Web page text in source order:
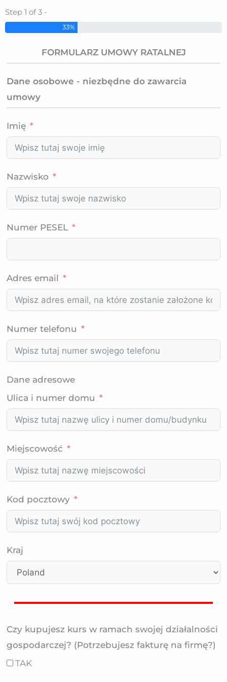
Step 1 of 3 -
33%
FORMULARZ UMOWY RATALNEJ
Dane osobowe - niezbędne do zawarcia
umowy
Imię
Nazwisko
Numer PESEL
Adres email
Numer telefonu
Dane adresowe
Ulica i numer domu
Miejscowość
Kod pocztowy
Kraj
Czy kupujesz kurs w ramach swojej działalności
gospodarczej? (Potrzebujesz fakturę na firmę?)
TAK